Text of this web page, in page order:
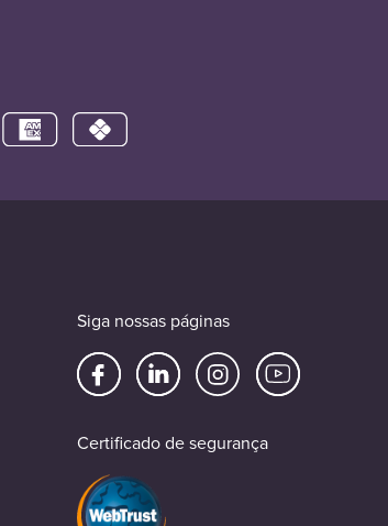
Siga nossas páginas
Certificado de segurança